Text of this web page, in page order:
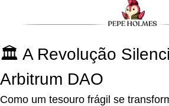
🏛️ A Revolução
Arbitrum DAO
Como um tesouro frágil se